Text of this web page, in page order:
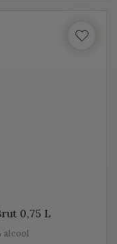
de Prosecco, acest
din Italia. E
ele diferă
0,75 L
alcool